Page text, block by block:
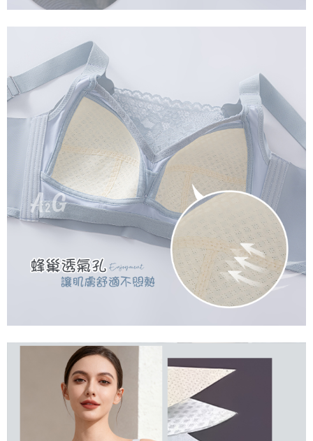
請求用戶進行身份認證。